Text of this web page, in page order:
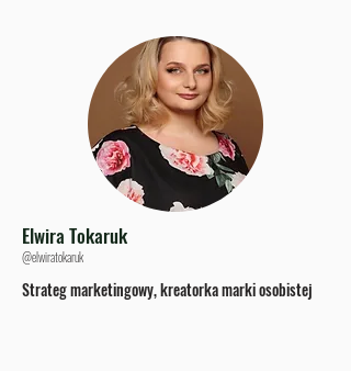
Elwira Tokaruk
@elwiratokaruk
Strateg marketingowy, kreatorka marki osobistej